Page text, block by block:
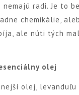
radi. Je to
chemikálie,
ale núti tých
olej
olej, levanduľu